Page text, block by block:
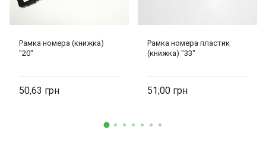
Рамка номера (книжка)
"20"
50,63
Рамка номера пластик
(книжка) "33"
51,00